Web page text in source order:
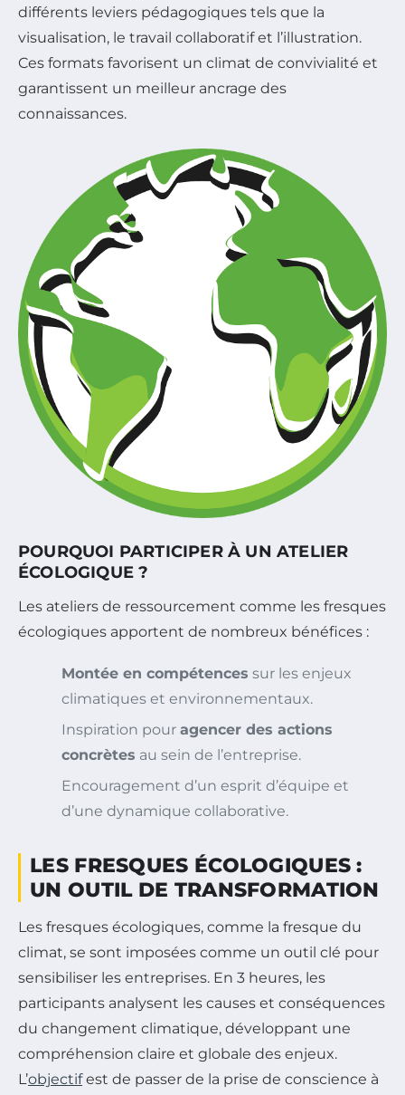
différents leviers pédagogiques tels que la
visualisation, le travail collaboratif et l’illustration.
Ces formats favorisent un climat de convivialité et
garantissent un meilleur ancrage des
connaissances.
POURQUOI PARTICIPER À UN ATELIER
ÉCOLOGIQUE ?
Les ateliers de ressourcement comme les fresques
écologiques apportent de nombreux bénéfices :
Montée en compétences sur les enjeux
climatiques et environnementaux.
Inspiration pour agencer des actions
concrètes au sein de l’entreprise.
Encouragement d’un esprit d’équipe et
d’une dynamique collaborative.
LES FRESQUES ÉCOLOGIQUES :
UN OUTIL DE TRANSFORMATION
Les fresques écologiques, comme la fresque du
climat, se sont imposées comme un outil clé pour
sensibiliser les entreprises. En 3 heures, les
participants analysent les causes et conséquences
du changement climatique, développant une
compréhension claire et globale des enjeux.
L’objectifest de passer de la prise de conscience à